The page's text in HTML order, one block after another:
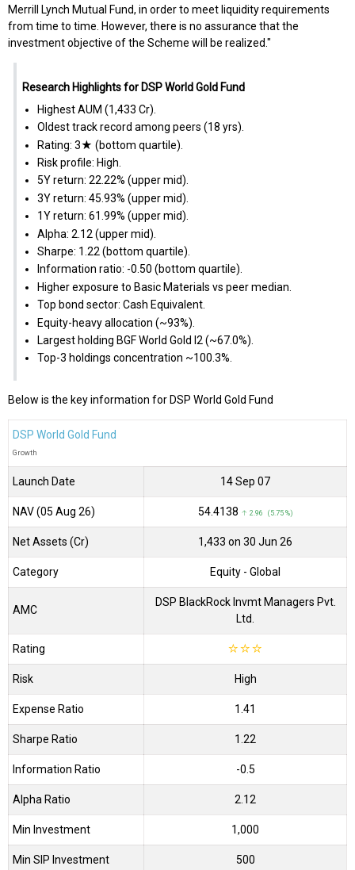
Merrill Lynch Mutual Fund, in order to meet liquidity requirements
from time to time. However, there is no assurance that the
investment objective of the Scheme will be realized."
Research Highlights for DSP World Gold Fund
Highest AUM (₹1,433 Cr).
Oldest track record among peers (18 yrs).
Rating: 3★ (bottom quartile).
Risk profile: High.
5Y return: 22.22% (upper mid).
3Y return: 45.93% (upper mid).
1Y return: 61.99% (upper mid).
Alpha: 2.12 (upper mid).
Sharpe: 1.22 (bottom quartile).
Information ratio: -0.50 (bottom quartile).
Higher exposure to Basic Materials vs peer median.
Top bond sector: Cash Equivalent.
Equity-heavy allocation (~93%).
Largest holding BGF World Gold I2 (~67.0%).
Top-3 holdings concentration ~100.3%.
Below is the key information for DSP World Gold Fund
DSP World Gold Fund
Growth
Launch Date 14 Sep 07
NAV (05 Aug 26) ₹54.4138 ↑ 2.96 (5.75 %)
Net Assets (Cr) ₹1,433 on 30 Jun 26
Category Equity - Global
AMC
DSP BlackRock Invmt Managers Pvt.
Ltd.
Rating ☆☆☆
Risk High
Expense Ratio 1.41
Sharpe Ratio 1.22
Information Ratio -0.5
Alpha Ratio 2.12
Min Investment 1,000
Min SIP Investment 500